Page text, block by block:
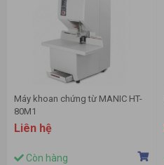
Máy khoan chứng từ MANIC HT-
80M1
Liên hệ
Còn hàng